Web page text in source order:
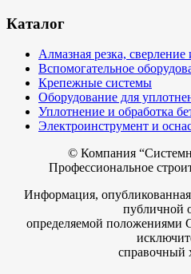
Каталог
Алмазная резка,
Вспомогательное
Крепежные системы
Оборудование для
Уплотнение и обработка
Электроинструмент и
© Компания
Профессиональное
Информация, опубликованная
публичной
определяемой положениями
справочный